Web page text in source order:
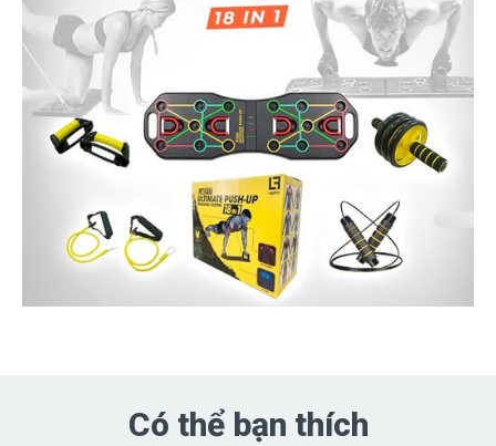
Có thể bạn thích